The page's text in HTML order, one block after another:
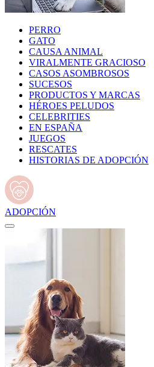
PERRO
GATO
CAUSA ANIMAL
VIRALMENTE GRACIOSO
CASOS ASOMBROSOS
SUCESOS
PRODUCTOS Y MARCAS
HÉROES PELUDOS
CELEBRITIES
EN ESPAÑA
JUEGOS
RESCATES
HISTORIAS DE ADOPCIÓN
ADOPCIÓN